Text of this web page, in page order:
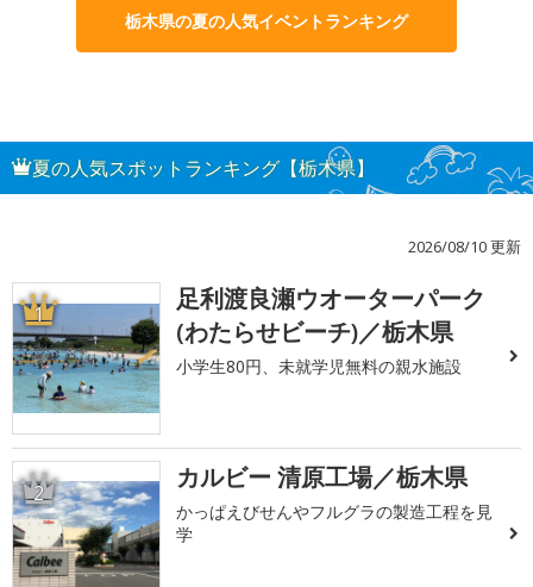
栃木県の夏の人気イベントランキング
夏の人気スポットランキング【栃木県】
2026/08/10 更新
1
足利渡良瀬ウオーターパーク
(わたらせビーチ)／栃木県
小学生80円、未就学児無料の親水施設
2 カルビー 清原工場／栃木県
かっぱえびせんやフルグラの製造工程を見
学